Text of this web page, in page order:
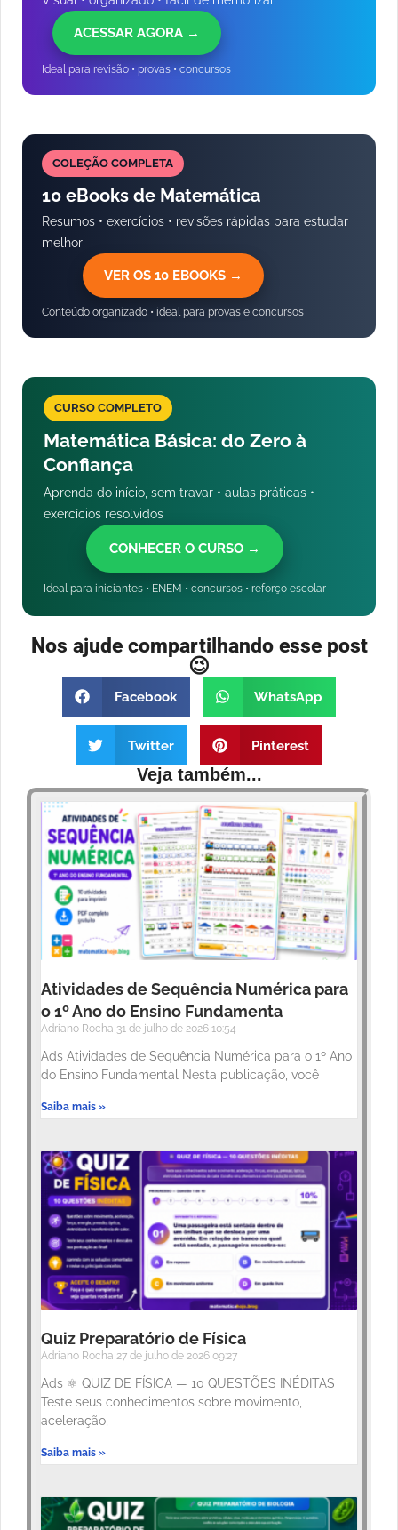
ACESSAR AGORA →
Ideal para revisão • provas • concursos
COLEÇÃO COMPLETA
10 eBooks de Matemática
Resumos • exercícios • revisões rápidas para estudar
melhor
VER OS 10 EBOOKS →
Conteúdo organizado • ideal para provas e concursos
CURSO COMPLETO
Matemática Básica: do Zero à
Confiança
Aprenda do início, sem travar • aulas práticas •
exercícios resolvidos
CONHECER O CURSO →
Ideal para iniciantes • ENEM • concursos • reforço escolar
Nos ajude compartilhando esse post
😉
Facebook WhatsApp
Twitter Pinterest
Veja também...
Atividades de Sequência Numérica para
o 1º Ano do Ensino Fundamenta
Adriano Rocha 31 de julho de 2026 10:54
Ads Atividades de Sequência Numérica para o 1º Ano
do Ensino Fundamental Nesta publicação, você
Saiba mais »
Quiz Preparatório de Física
Adriano Rocha 27 de julho de 2026 09:27
Ads ⚛️ QUIZ DE FÍSICA — 10 QUESTÕES INÉDITAS
Teste seus conhecimentos sobre movimento,
aceleração,
Saiba mais »